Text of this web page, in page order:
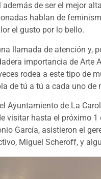
de ser el mejor
hablan de
el gusto por lo bello.
llamada de atención y,
importancia de
rodea a este tipo de
de tú a tú a cada uno de
Ayuntamiento de La
visitar hasta el próximo
García, asistieron el
Miguel Scheroff, y